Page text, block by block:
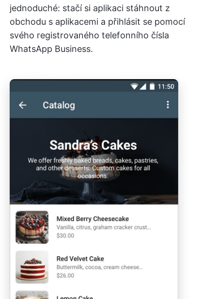
jednoduché: stačí si aplikaci stáhnout z
obchodu s aplikacemi a přihlásit se pomocí
svého registrovaného telefonního čísla
WhatsApp Business.